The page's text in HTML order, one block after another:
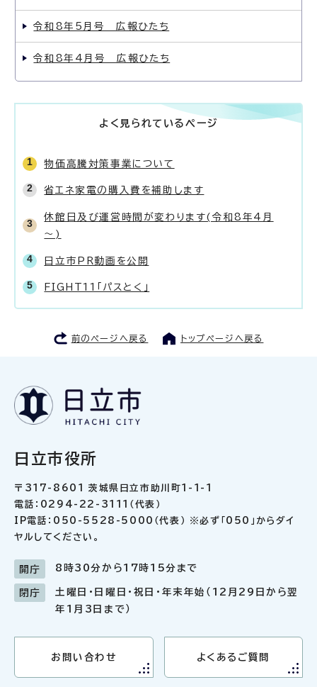
令和8年5月号 広報ひたち
令和8年4月号 広報ひたち
よく見られているページ
物価高騰対策事業について
省エネ家電の購入費を補助します
休館日及び運営時間が変わります(令和8年4月
～)
日立市PR動画を公開
FIGHT11「パスとく」
前のページへ戻る トップページへ戻る
日立市役所
〒317-8601 茨城県日立市助川町1-1-1
電話：0294-22-3111（代表）
IP電話：050-5528-5000（代表） ※必ず「050」からダイ
ヤルしてください。
開庁 8時30分から17時15分まで
閉庁
土曜日・日曜日・祝日・年末年始（12月29日から翌
年1月3日まで）
お問い合わせ よくあるご質問